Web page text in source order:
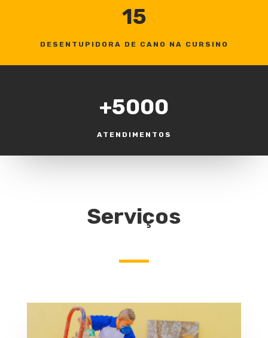
15
DESENTUPIDORA DE CANO NA CURSINO
+5000
ATENDIMENTOS
Serviços